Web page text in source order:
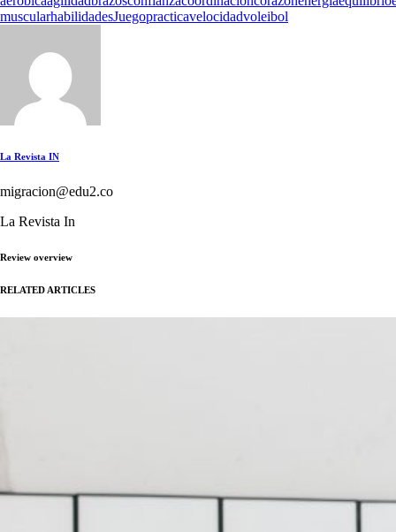
muscularhabilidadesJuegopracticavelocidadvoleibol
La Revista IN
migracion@edu2.co
La Revista In
Review overview
RELATED ARTICLES